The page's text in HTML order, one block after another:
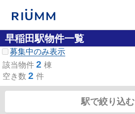
早稲田駅物件一覧
募集中のみ表示
該当物件 2 棟
空き数 2 件
駅で絞り込む